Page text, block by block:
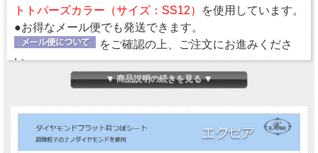
トトパーズカラー（サイズ：SS12）
を使用しています。
●お得なメール便でも発送できます。
をご確認の上、ご注文にお進みくださ
い。
【ダイヤモンドの微弱電流】
エクセアは、肌に触れた瞬間から微弱電流を流し始め耳
つぼを優しく刺激するフラットタイプの耳つぼシートで
す。耳つぼに直接あたるパッド部分に、電位（電圧）を
▼ 商品説明の続きを見る ▼